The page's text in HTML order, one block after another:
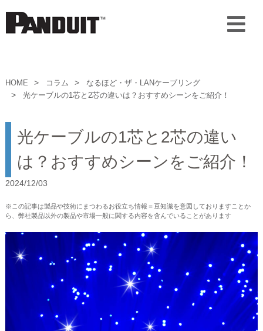
HOME コラム
なるほど・ザ・LANケーブリング
光ケーブルの1芯と2芯の違いは？おすすめシーンをご紹介！
光ケーブルの1芯と2芯の違い
は？おすすめシーンをご紹介！
2024/12/03
※この記事は製品や技術にまつわるお役立ち情報＝豆知識を意図しておりますことか
ら、弊社製品以外の製品や市場一般に関する内容を含んでいることがあります